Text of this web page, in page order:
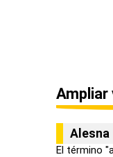
Ampliar
Alesna
El término